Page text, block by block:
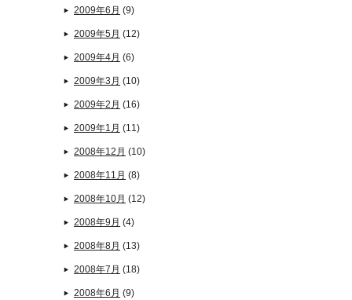
2009年6月 (9)
2009年5月 (12)
2009年4月 (6)
2009年3月 (10)
2009年2月 (16)
2009年1月 (11)
2008年12月 (10)
2008年11月 (8)
2008年10月 (12)
2008年9月 (4)
2008年8月 (13)
2008年7月 (18)
2008年6月 (9)